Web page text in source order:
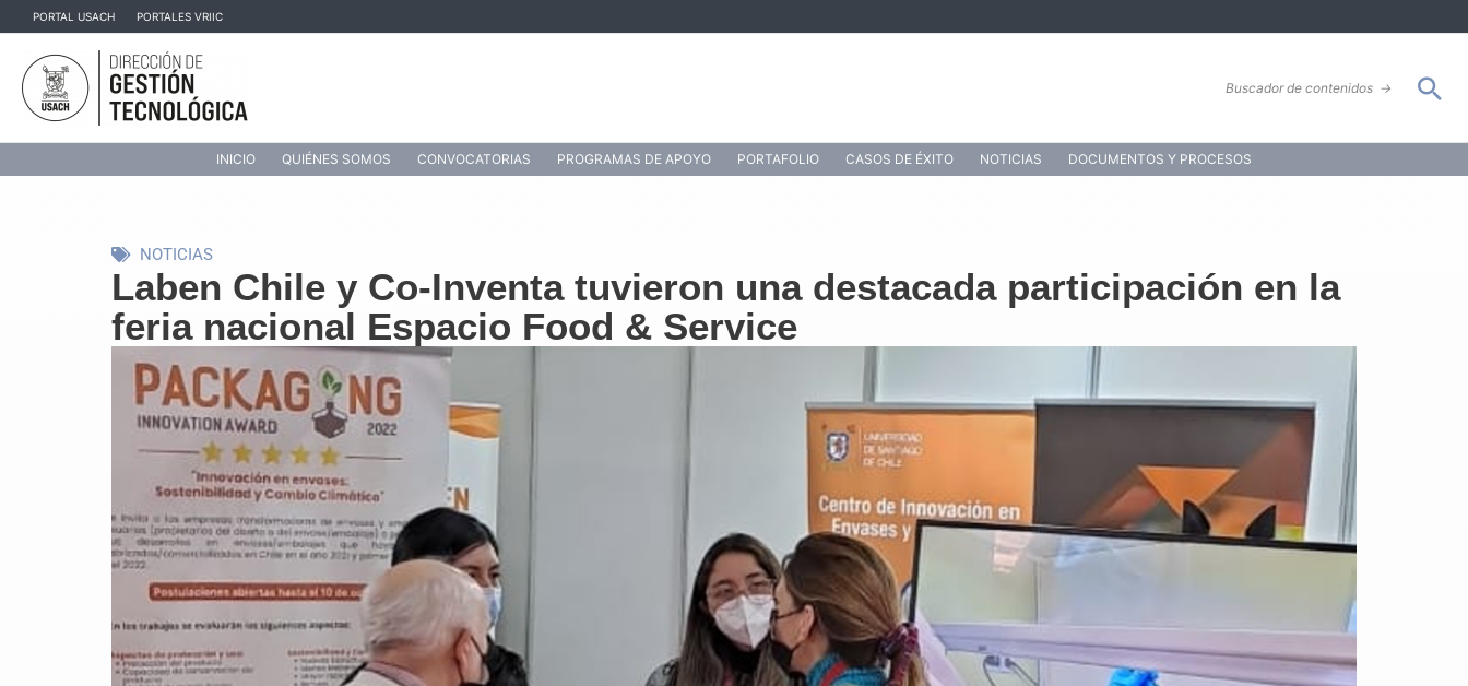
al
contenido
PORTAL USACH PORTALES VRIIC
Buscador de contenidos →
INICIO QUIÉNES SOMOS CONVOCATORIAS PROGRAMAS DE APOYO PORTAFOLIO CASOS DE ÉXITO NOTICIAS DOCUMENTOS Y PROCESOS
NOTICIAS
Laben Chile y Co-Inventa tuvieron una destacada participación en la
feria nacional Espacio Food & Service